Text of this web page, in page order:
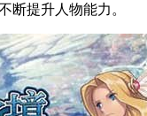
断提升人物能力。